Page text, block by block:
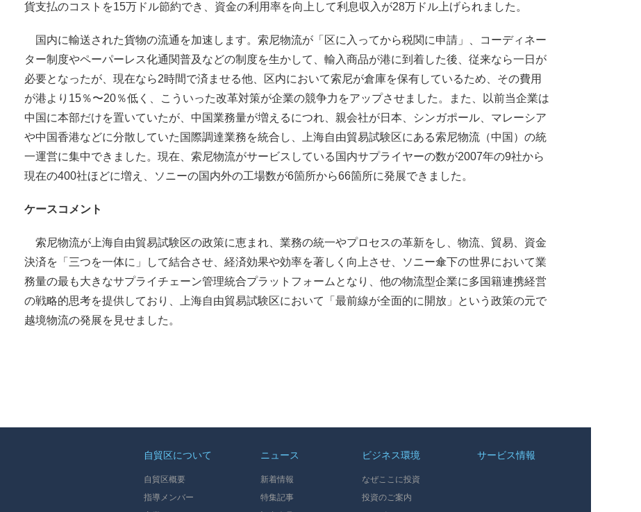
貨支払のコストを15万ドル節約でき、資金の利用率を向上して利息収入が28万ドル上げられました。
国内に輸送された貨物の流通を加速します。索尼物流が「区に入ってから税関に申請」、コーディネー
ター制度やペーパーレス化通関普及などの制度を生かして、輸入商品が港に到着した後、従来なら一日が
必要となったが、現在なら2時間で済ませる他、区内において索尼が倉庫を保有しているため、その費用
が港より15％〜20％低く、こういった改革対策が企業の競争力をアップさせました。また、以前当企業は
中国に本部だけを置いていたが、中国業務量が増えるにつれ、親会社が日本、シンガポール、マレーシア
や中国香港などに分散していた国際調達業務を統合し、上海自由貿易試験区にある索尼物流（中国）の統
一運営に集中できました。現在、索尼物流がサービスしている国内サプライヤーの数が2007年の9社から
現在の400社ほどに増え、ソニーの国内外の工場数が6箇所から66箇所に発展できました。
ケースコメント
索尼物流が上海自由貿易試験区の政策に恵まれ、業務の統一やプロセスの革新をし、物流、貿易、資金
決済を「三つを一体に」して結合させ、経済効果や効率を著しく向上させ、ソニー傘下の世界において業
務量の最も大きなサプライチェーン管理統合プラットフォームとなり、他の物流型企業に多国籍連携経営
の戦略的思考を提供しており、上海自由貿易試験区において「最前線が全面的に開放」という政策の元で
越境物流の発展を見せました。
自貿区について
自貿区概要
指導メンバー
ニュース
新着情報
特集記事
ビジネス環境
なぜここに投資
投資のご案内
サービス情報